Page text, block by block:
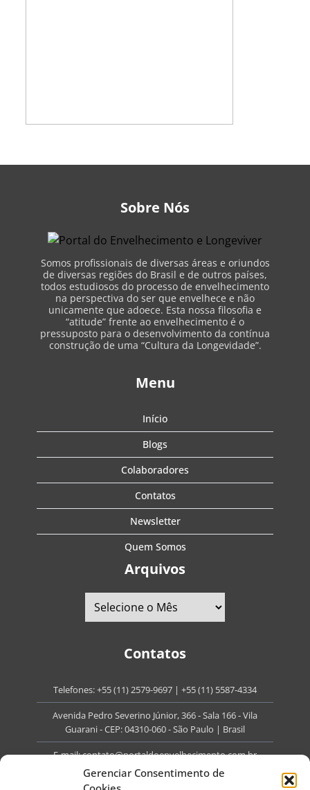
Gerenciar Consentimento de
Sobre Nós
Somos profissionais de diversas áreas e oriundos
de diversas regiões do Brasil e de outros países,
todos estudiosos do processo de envelhecimento
na perspectiva do ser que envelhece e não
unicamente que adoece. Esta nossa filosofia e
“atitude” frente ao envelhecimento é o
pressuposto para o desenvolvimento da contínua
construção de uma “Cultura da Longevidade”.
Menu
Início
Blogs
Colaboradores
Contatos
Newsletter
Quem Somos
Arquivos
Contatos
Telefones:+55 (11) 2579-9697 | +55 (11) 5587-4334
Avenida Pedro Severino Júnior, 366 - Sala 166 - Vila
Guarani - CEP: 04310-060 - São Paulo | Brasil
E-mail:contato@portaldoenvelhecimento.com.br
Website:portaldoenvelhecimento.com.br